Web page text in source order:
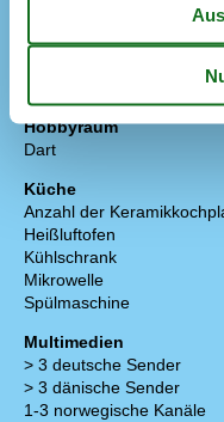
Erholungszentrum
Hobbyraum
Dart
Küche
Anzahl der
Heißluftofen
Kühlschrank
Mikrowelle
Spülmaschine
Multimedien
> 3 deutsche Sender
> 3 dänische Sender
1-3 norwegische Kanäle